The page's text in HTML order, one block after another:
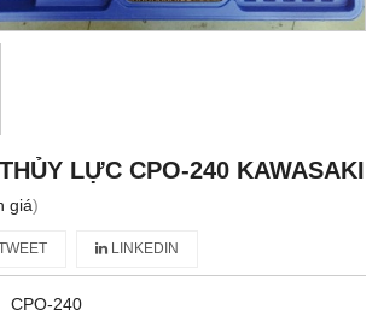
LỰC CPO-240 KAWASAKI
giá)
LINKEDIN
CPO-240